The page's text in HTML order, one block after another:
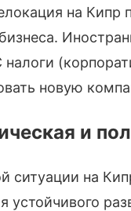
на Кипр
новую
и
ситуации на